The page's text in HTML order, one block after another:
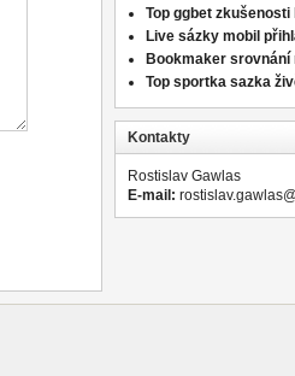
Top ggbet zkušenosti
Live sázky mobil
Bookmaker
Top sportka sazka
Kontakty
Rostislav Gawlas
E-mail: